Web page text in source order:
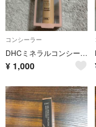
コンシーラー
DHCミネラルコンシーラーパーフェクトアイズ
¥ 1,000